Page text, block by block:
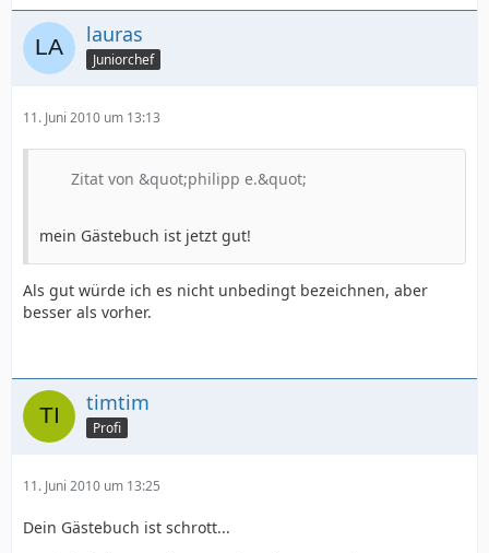
lauras
Juniorchef
11. Juni 2010 um 13:13
Zitat von &quot;philipp e.&quot;
mein Gästebuch ist jetzt gut!
Als gut würde ich es nicht unbedingt bezeichnen, aber
besser als vorher.
timtim
Profi
11. Juni 2010 um 13:25
Dein Gästebuch ist schrott...